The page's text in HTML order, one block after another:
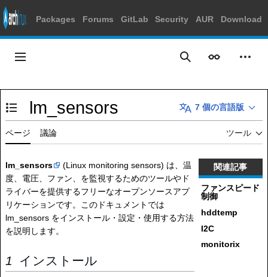
Packages Forums GitLab Security AUR Download
に
ス
キ
ッ
メインメニュー 検索 表示 個人
目次の表示・非表示を切り替え
lm_sensors 7 個の言語版
ページ 議論 ツール
関連記事
ファンスピード
制御
hddtemp
I2C
monitorix
lm_sensors
(Linux monitoring sensors) は、温
度、電圧、ファン、を監視するためのツールやド
ライバーを提供するフリーなオープンソースアプ
リケーションです。このドキュメントでは
lm_sensors をインストール・設定・使用する方法
を説明します。
インストール